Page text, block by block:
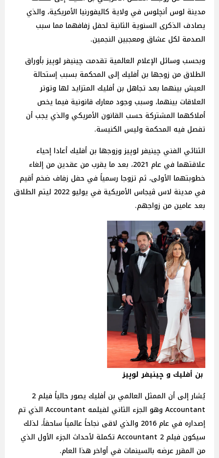
مدينة لوس أنچلوس في ولاية كاليفورنيا الأمريكية، والذي
يصادف الذكرى السنوية الثانية لحفل زفافهما مما سبب
الصدمة لكل عشاق ومعجبين النجمين.
وبحسب وسائل الإعلام العالمية تقدمت چينيفر لوپيز بأوراق
الطلاق من زوجها بن أفليك إلى المحكمة بسبب إستحالة
العيش بينهما بعد تجاهل بن أفليك المتزايد لها وتوتر
العلاقات بينهما، وسبب وجود معارك قانونية فيما يخص
أملاكهما المشتركة حسب القانون الأمريكي والذي يجب أن
تفصل فيه المحكمة وليس الكنيسة.
الثنائي الفني چينيفر لوپيز وزوجها بن أفليك أعادا إحياء
علاقتهما في عام 2021، بعد ما يقرب من عقدين من إلغاء
خطوبتهما الأولى، ثم تزوجا رسمياً في حفل زفاف ضخم أقيم
في مدينة لاس ڤيجاس الأمريكية في يوليو 2022 ليتم الطلاق
بعد عامين من زواجهم.
بن أفليك و چينيفر لوپيز
يُشار إلى أن الممثل العالمي بن أفليك يصور حالياً فيلم 2
Accountant وهو الجزء الثاني لفيلمه Accountant الذي تم
إصداره في عام 2016 والذي لاقى نجاحاً عالمياً ساحقاً، لذلك
سيكون فيلم 2 Accountant تكملة لأحداث الجزء الأول الذي
من المقرر عرضه بالسينمات في أواخر هذا العام.